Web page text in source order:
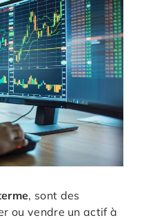
, sont des
ou vendre un actif à